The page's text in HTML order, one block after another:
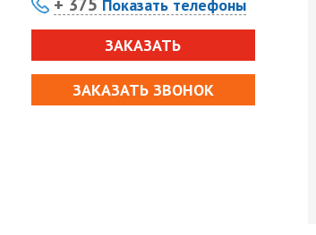
Показать телефоны
ЗАКАЗАТЬ
ЗАКАЗАТЬ ЗВОНОК